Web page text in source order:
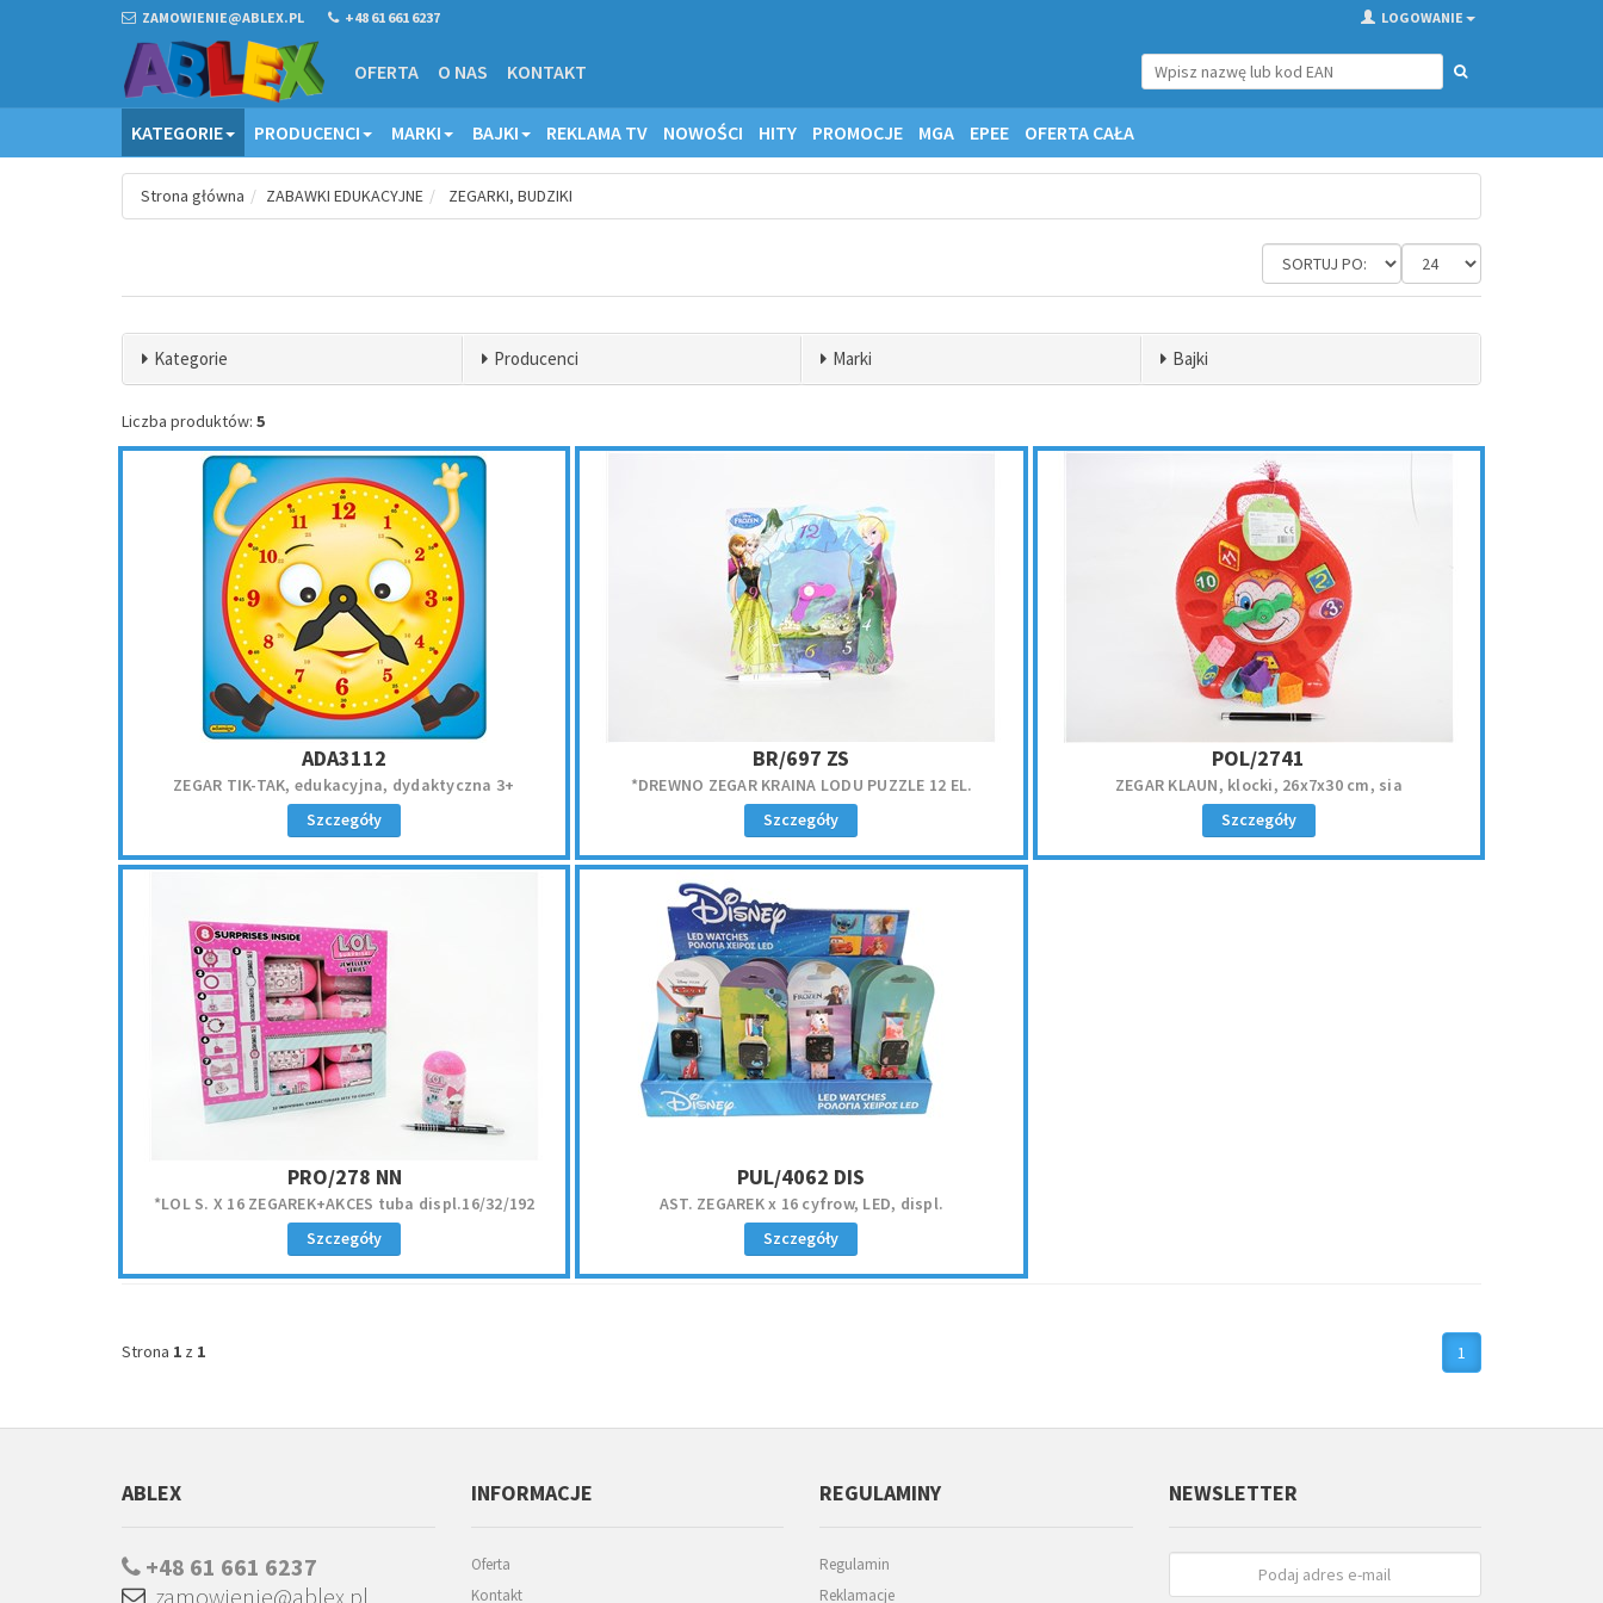
ZAMOWIENIE@ABLEX.PL +48 61 661 6237 LOGOWANIE
OFERTA O NAS KONTAKT
KATEGORIE PRODUCENCI MARKI BAJKI REKLAMA TV NOWOŚCI HITY PROMOCJE MGA EPEE OFERTA CAŁA
Strona główna ZABAWKI EDUKACYJNE ZEGARKI, BUDZIKI
Kategorie Producenci Marki Bajki
Liczba produktów: 5
ADA3112
ZEGAR TIK-TAK, edukacyjna, dydaktyczna 3+
Szczegóły
BR/697 ZS
*DREWNO ZEGAR KRAINA LODU PUZZLE 12 EL.
Szczegóły
POL/2741
ZEGAR KLAUN, klocki, 26x7x30 cm, sia
Szczegóły
PRO/278 NN
*LOL S. X 16 ZEGAREK+AKCES tuba displ.16/32/192
Szczegóły
PUL/4062 DIS
AST. ZEGAREK x 16 cyfrow, LED, displ.
Szczegóły
Strona 1 z 1 1
ABLEX
+48 61 661 6237
zamowienie@ablex.pl
INFORMACJE
Oferta
Kontakt
REGULAMINY
Regulamin
Reklamacje
NEWSLETTER